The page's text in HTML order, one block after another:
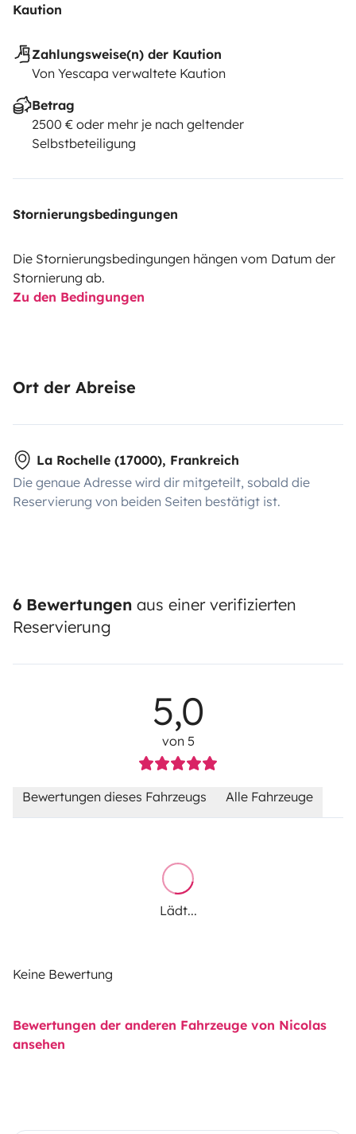
Kaution
Zahlungsweise(n) der Kaution
Von Yescapa verwaltete Kaution
Betrag
2500 € oder mehr je nach geltender
Selbstbeteiligung
Stornierungsbedingungen
Die Stornierungsbedingungen hängen vom Datum der
Stornierung ab.
Zu den Bedingungen
Ort der Abreise
La Rochelle (17000), Frankreich
Die genaue Adresse wird dir mitgeteilt, sobald die
Reservierung von beiden Seiten bestätigt ist.
6 Bewertungen aus einer verifizierten
Reservierung
5,0
von 5
Bewertungen dieses Fahrzeugs Alle Fahrzeuge
Lädt...
Keine Bewertung
Bewertungen der anderen Fahrzeuge von Nicolas
ansehen